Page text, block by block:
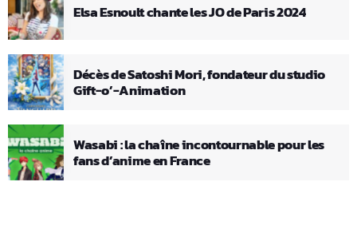
Elsa Esnoult chante les JO de Paris 2024
Décès de Satoshi Mori, fondateur du studio
Gift-o’-Animation
Wasabi : la chaîne incontournable pour les
fans d’anime en France